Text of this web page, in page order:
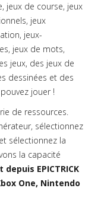
jeux de course, jeux
jeux
jeux-
jeux de mots,
jeux, des jeux de
dessinées et des
jouer !
de ressources.
sélectionnez
sélectionnez la
la capacité
EPICTRICK
One, Nintendo